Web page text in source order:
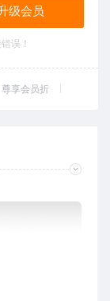
级会员
误！
尊享会员折